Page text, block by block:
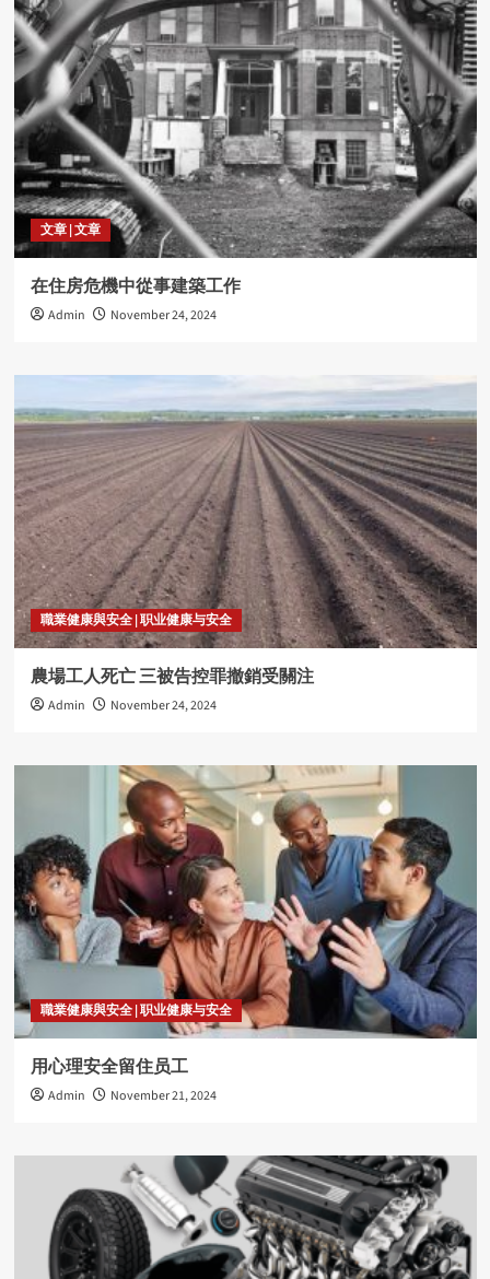
文章 | 文章
在住房危機中從事建築工作
Admin November 24, 2024
職業健康與安全 | 职业健康与安全
農場工人死亡 三被告控罪撤銷受關注
Admin November 24, 2024
職業健康與安全 | 职业健康与安全
用心理安全留住员工
Admin November 21, 2024